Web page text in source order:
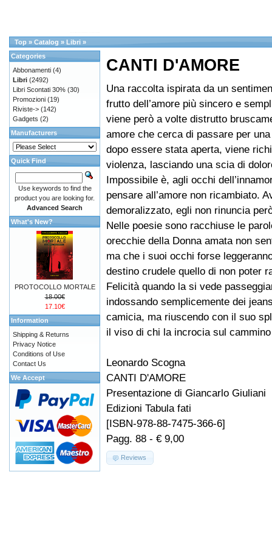
Top » Catalog » Libri »
CANTI D'AMORE
Una raccolta ispirata da un
frutto dell’amore più sincero e
viene però a volte distrutto
amore che cerca di passare per
dopo essere stata aperta, viene
violenza, lasciando una scia di
Impossibile è, agli occhi
pensare all’amore non ricambiato.
demoralizzato, egli non rinuncia
Nelle poesie sono racchiuse le
orecchie della Donna amata non
ma che i suoi occhi forse
destino crudele quello di non poter
Felicità quando la si vede
indossando semplicemente dei
camicia, ma riuscendo con il suo
il viso di chi la incrocia sul
Leonardo Scogna
CANTI D'AMORE
Presentazione di Giancarlo Giuliani
Edizioni Tabula fati
[ISBN-978-88-7475-366-6]
Pagg. 88 - € 9,00
Reviews
Categories
Abbonamenti (4)
Libri (2492)
Libri Scontati 30% (30)
Promozioni (19)
Riviste-> (142)
Gadgets (2)
Manufacturers
Quick Find
Use keywords to find the
product you are looking for.
Advanced Search
What's New?
PROTOCOLLO MORTALE
18.00€
17.10€
Information
Shipping & Returns
Privacy Notice
Conditions of Use
Contact Us
We Accept